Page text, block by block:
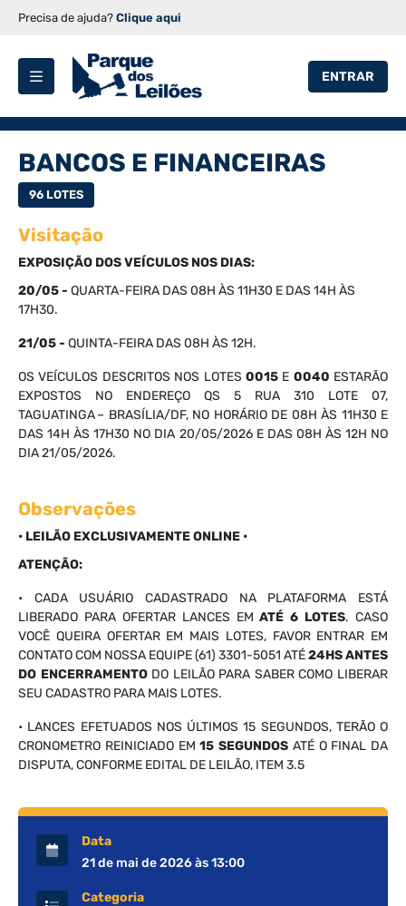
Precisa de ajuda? Clique aqui
ENTRAR
Data
21 de mai de 2026 às 13:00
Categoria
BANCOS E FINANCEIRAS
96 LOTES
Visitação
EXPOSIÇÃO DOS VEÍCULOS NOS DIAS:
20/05 - QUARTA-FEIRA DAS 08H ÀS 11H30 E DAS 14H ÀS
17H30.
21/05 - QUINTA-FEIRA DAS 08H ÀS 12H.
OS VEÍCULOS DESCRITOS NOS LOTES 0015 E 0040 ESTARÃO
EXPOSTOS NO ENDEREÇO QS 5 RUA 310 LOTE 07,
TAGUATINGA – BRASÍLIA/DF, NO HORÁRIO DE 08H ÀS 11H30 E
DAS 14H ÀS 17H30 NO DIA 20/05/2026 E DAS 08H ÀS 12H NO
DIA 21/05/2026.
Observações
• LEILÃO EXCLUSIVAMENTE ONLINE •
ATENÇÃO:
• CADA USUÁRIO CADASTRADO NA PLATAFORMA ESTÁ
LIBERADO PARA OFERTAR LANCES EMATÉ 6 LOTES. CASO
VOCÊ QUEIRA OFERTAR EM MAIS LOTES, FAVOR ENTRAR EM
CONTATO COM NOSSA EQUIPE (61) 3301-5051 ATÉ24HS ANTES
DO ENCERRAMENTODO LEILÃO PARA SABER COMO LIBERAR
SEU CADASTRO PARA MAIS LOTES.
• LANCES EFETUADOS NOS ÚLTIMOS 15 SEGUNDOS, TERÃO O
CRONOMETRO REINICIADO EM 15 SEGUNDOS ATÉ O FINAL DA
DISPUTA, CONFORME EDITAL DE LEILÃO, ITEM 3.5